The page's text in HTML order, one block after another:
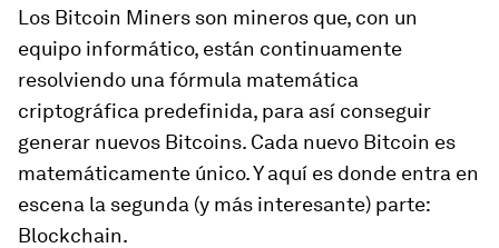
Los Bitcoin Miners son mineros que, con un
equipo informático, están continuamente
resolviendo una fórmula matemática
criptográfica predefinida, para así conseguir
generar nuevos Bitcoins. Cada nuevo Bitcoin es
matemáticamente único. Y aquí es donde entra en
escena la segunda (y más interesante) parte:
Blockchain.